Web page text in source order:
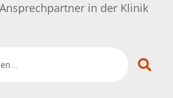
in der Klinik